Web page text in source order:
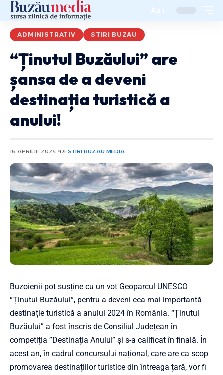
Aa
ADMINISTRATIV STIRI BUZAU
“Ținutul Buzăului” are
șansa de a deveni
destinația turistică a
anului!
16 APRILIE 2024 DESTIRI BUZAU MEDIA
Buzoienii pot susține cu un vot Geoparcul UNESCO
“Ținutul Buzăului”, pentru a deveni cea mai importantă
destinație turistică a anului 2024 în România. “Ținutul
Buzăului” a fost înscris de Consiliul Județean în
competiția ”Destinația Anului” și s-a calificat în finală. În
acest an, în cadrul concursului național, care are ca scop
promovarea destinațiilor turistice din întreaga țară, vor fi